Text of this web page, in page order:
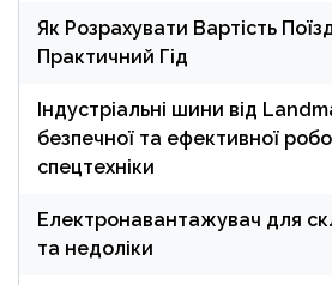
Як Розрахувати Вартість
Практичний Гід
Індустріальні шини від
безпечної та ефективної
спецтехніки
Електронавантажувач для
та недоліки